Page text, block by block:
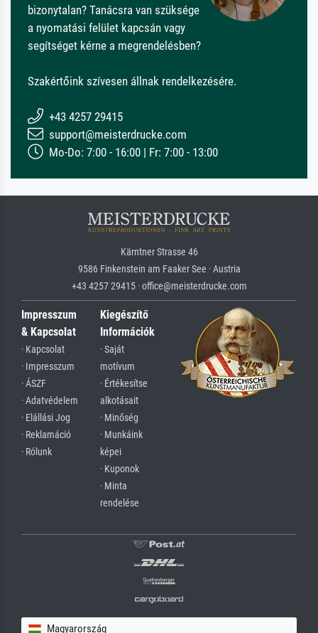
bizonytalan? Tanácsra van szüksége
a nyomatási felület kapcsán vagy
segítséget kérne a megrendelésben?
Szakértőink szívesen állnak rendelkezésére.
+43 4257 29415
support@meisterdrucke.com
Mo-Do: 7:00 - 16:00 | Fr: 7:00 - 13:00
Kärntner Strasse 46
9586 Finkenstein am Faaker See · Austria
+43 4257 29415 · office@meisterdrucke.com
Impresszum
& Kapcsolat
· Kapcsolat
· Impresszum
· ÁSZF
· Adatvédelem
· Elállási Jog
· Reklamáció
· Rólunk
Kiegészítő
Információk
· Saját
motívum
· Értékesítse
alkotásait
· Minőség
· Munkáink
képei
· Kuponok
· Minta
rendelése
Magyarország